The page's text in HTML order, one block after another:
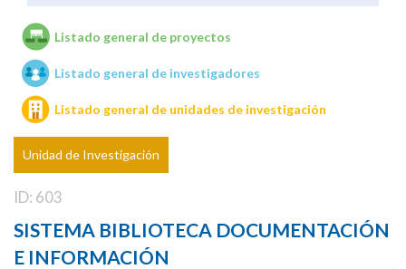
Unidades de investigación
Listado general de proyectos
Listado general de investigadores
Listado general de unidades de investigación
Unidad de Investigación
ID: 603
SISTEMA BIBLIOTECA DOCUMENTACIÓN
E INFORMACIÓN